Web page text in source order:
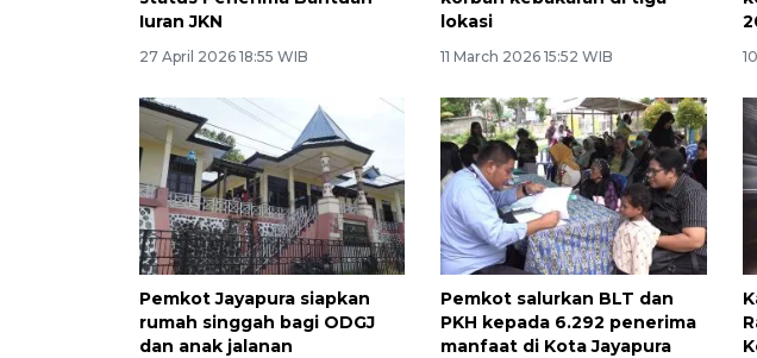
Iuran JKN
27 April 2026 18:55 WIB
lokasi
11 March 2026 15:52 WIB
Pemkot Jayapura siapkan
rumah singgah bagi ODGJ
dan anak jalanan
Pemkot salurkan BLT dan
PKH kepada 6.292 penerima
manfaat di Kota Jayapura